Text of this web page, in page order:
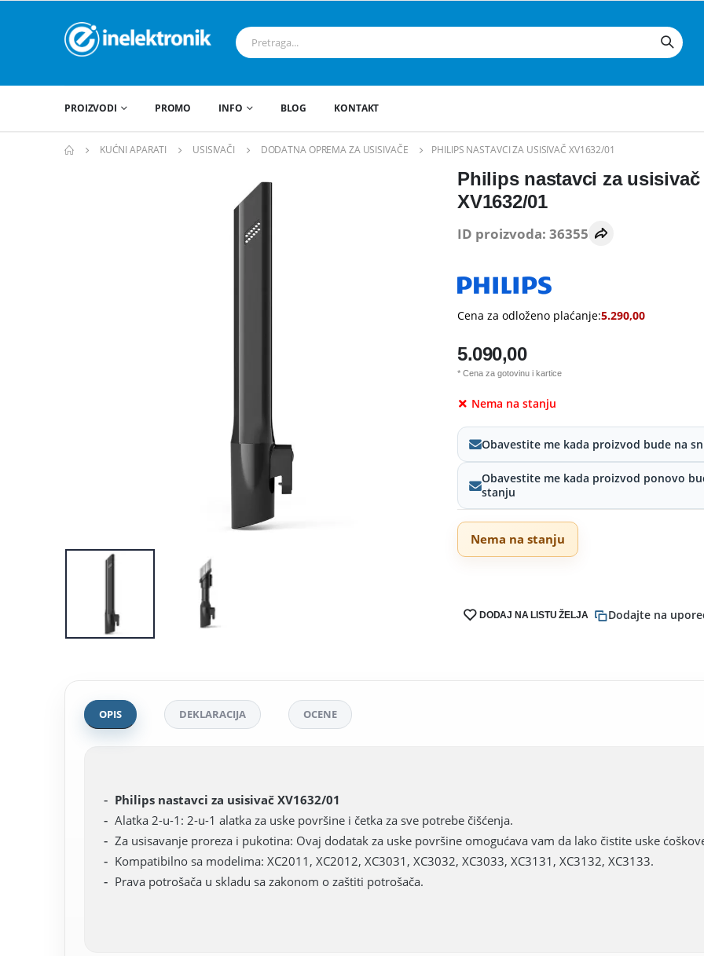
PROIZVODI PROMO INFO BLOG KONTAKT
KUĆNI APARATI USISIVAČI DODATNA OPREMA ZA USISIVAČE PHILIPS NASTAVCI ZA USISIVAČ XV1632/01
Philips nastavci za usisivač
XV1632/01
ID proizvoda: 36355
Cena za odloženo plaćanje:5.290,00
5.090,00
* Cena za gotovinu i kartice
Nema na stanju
Obavestite me kada proizvod bude na
Obavestite me kada proizvod ponovo
stanju
Nema na stanju
DODAJ NA LISTU ŽELJA Dodajte na
OPIS DEKLARACIJA OCENE
Philips nastavci za usisivač XV1632/01
Alatka 2-u-1: 2-u-1 alatka za uske površine i četka za sve potrebe čišćenja.
Za usisavanje proreza i pukotina: Ovaj dodatak za uske površine omogućava vam da lako čistite uske
Kompatibilno sa modelima: XC2011, XC2012, XC3031, XC3032, XC3033, XC3131, XC3132, XC3133.
Prava potrošača u skladu sa zakonom o zaštiti potrošača.